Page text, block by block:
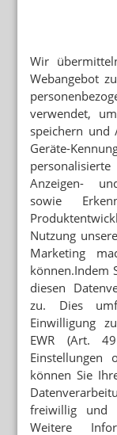
Wir
Webangebot
verwendet,
speichern und
Geräte-
Anzeigen-
sowie
Nutzung
Marketing
können.Indem
diesen
zu. Dies
Einwilligung
EWR (Art.
Einstellungen
können Sie
freiwillig und
Weitere
„In
„Ich
Mehr zum
Notdienst-
ERREICHBARKEIT
Barmer:
ROBOTER
Notdienst ohne
Mehr aus
Ebola: Ist das